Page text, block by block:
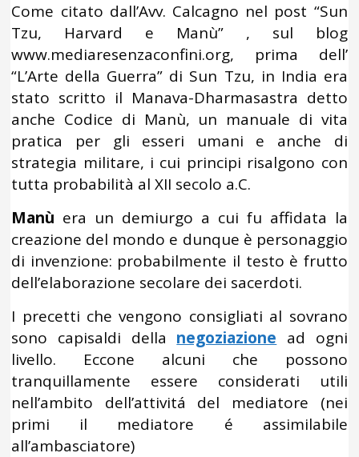
Come citato dall’Avv. Calcagno nel post “Sun
Tzu, Harvard e Manù” , sul blog
www.mediaresenzaconfini.org, prima dell’
“L’Arte della Guerra” di Sun Tzu, in India era
stato scritto il Manava-Dharmasastra detto
anche Codice di Manù, un manuale di vita
pratica per gli esseri umani e anche di
strategia militare, i cui principi risalgono con
tutta probabilità al XII secolo a.C.
Manù era un demiurgo a cui fu affidata la
creazione del mondo e dunque è personaggio
di invenzione: probabilmente il testo è frutto
dell’elaborazione secolare dei sacerdoti.
I precetti che vengono consigliati al sovrano
sono capisaldi della negoziazione ad ogni
livello. Eccone alcuni che possono
tranquillamente essere considerati utili
nell’ambito dell’attivitá del mediatore (nei
primi il mediatore é assimilabile
all’ambasciatore)